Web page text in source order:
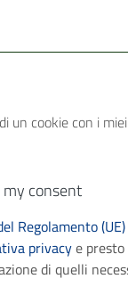
un cookie con i
consent
Regolamento
privacye presto
di quelli